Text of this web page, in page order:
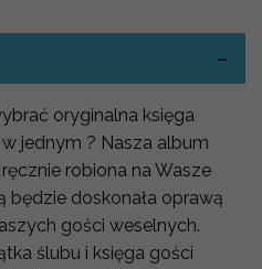
oryginalna księga
jednym ? Nasza album
robiona na Wasze
będzie doskonała oprawą
gości weselnych.
ślubu i księga gości